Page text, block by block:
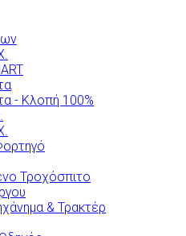
- Κλοπή 100%
Τροχόσπιτο
& Τρακτέρ